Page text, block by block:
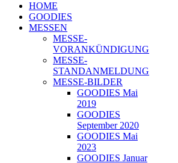
HOME
GOODIES
MESSEN
MESSE-
VORANKÜNDIGUNG
MESSE-
STANDANMELDUNG
MESSE-BILDER
GOODIES Mai
2019
GOODIES
September 2020
GOODIES Mai
2023
GOODIES Januar